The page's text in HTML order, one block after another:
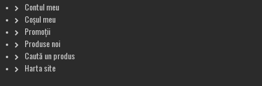
Contul meu
Coșul meu
Promoții
Produse noi
Caută un produs
Harta site